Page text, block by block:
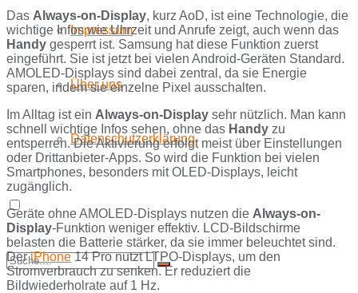
Impressum
Über uns
Datenschutzerklärung
Das Always-on-Display, kurz AoD, ist eine Technologie, die
wichtige Infos wie Uhrzeit und Anrufe zeigt, auch wenn das
Handy gesperrt ist. Samsung hat diese Funktion zuerst
eingeführt. Sie ist jetzt bei vielen Android-Geräten Standard.
AMOLED-Displays sind dabei zentral, da sie Energie
sparen, indem sie einzelne Pixel ausschalten.
Im Alltag ist ein Always-on-Display sehr nützlich. Man kann
schnell wichtige Infos sehen, ohne das Handy zu
entsperren. Die Aktivierung erfolgt meist über Einstellungen
oder Drittanbieter-Apps. So wird die Funktion bei vielen
Smartphones, besonders mit OLED-Displays, leicht
zugänglich.
Geräte ohne AMOLED-Displays nutzen die Always-on-
Display-Funktion weniger effektiv. LCD-Bildschirme
belasten die Batterie stärker, da sie immer beleuchtet sind.
DeriPhone14 Pro nutzt LTPO-Displays, um den
Stromverbrauch zu senken. Er reduziert die
Bildwiederholrate auf 1 Hz.